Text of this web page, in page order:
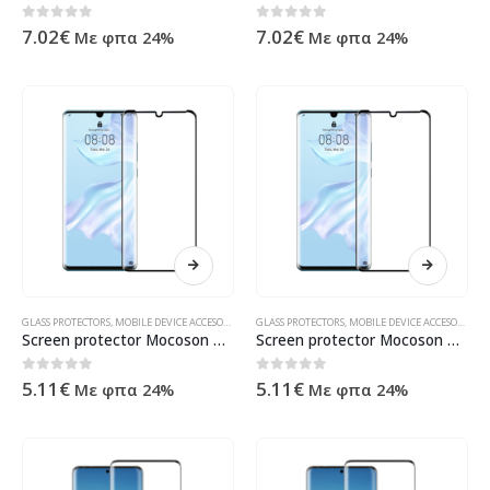
0out of 5
7.02€ Με φπα 24% 0out of 5
7.02€ Με φπα 24%
GLASS PROTECTORS MOBILE DEVICE ACCESORIES ΠΡΟΪΌΝΤΑ ΠΛΗΡΟΦΟΡΙΚΉΣ - ΚΙΝΗΤΉΣ
Screen protector Mocoson Polymer Nano Ceramic, Matte, Full 5D, For Huawei P30 Pro, 0.3mm, Black – 52628
0out of 5
5.11 € Με φπα 24%
GLASS PROTECTORS MOBILE DEVICE ACCESORIES
Screen protector Mocoson Polymer Nano Ceramic, Full 5D, For Huawei P30 Pro, 0.3mm, Black – 52608
0out of 5
5.11 € Με φπα 24%